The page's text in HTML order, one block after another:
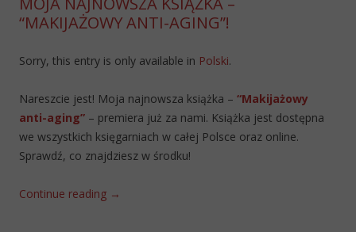
“MAKIJAŻOWY ANTI-AGING”!
Sorry, this entry is only available in Polski.
Nareszcie jest! Moja najnowsza książka – “Makijażowy
anti-aging” – premiera już za nami. Książka jest dostępna
we wszystkich księgarniach w całej Polsce oraz online.
Sprawdź, co znajdziesz w środku!
Continue reading →